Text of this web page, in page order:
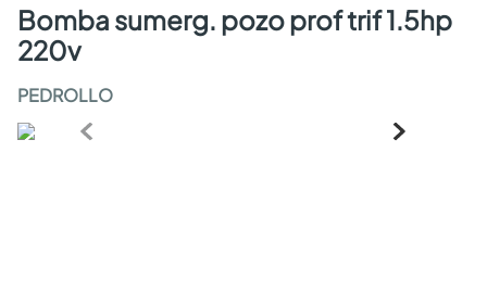
bomba sumerg. pozo prof trif 1.5hp
220v
PEDROLLO
comedor
escritorio
comedores
armarios closet